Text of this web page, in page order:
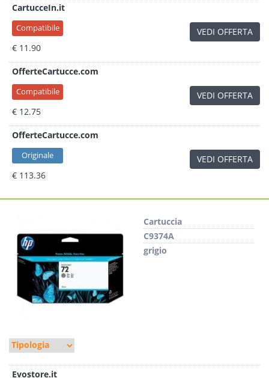
CartucceIn.it
Compatibile
€ 11.90
VEDI OFFERTA
OfferteCartucce.com
Compatibile
€ 12.75
VEDI OFFERTA
OfferteCartucce.com
Originale
€ 113.36
VEDI OFFERTA
Cartuccia
C9374A
grigio
Evostore.it